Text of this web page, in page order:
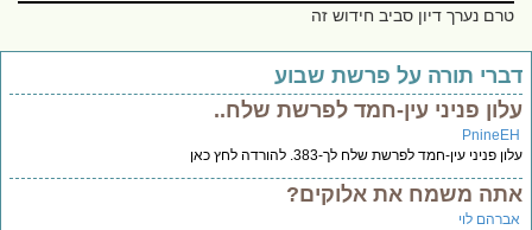
טרם נערך דיון סביב חידוש זה
תורה על פרשת שבוע
פניני עין-חמד לפרשת שלח..
פניני עין-חמד לפרשת שלח לך-383. להורדה לחץ כאן
משמח את אלוקים?
לוי